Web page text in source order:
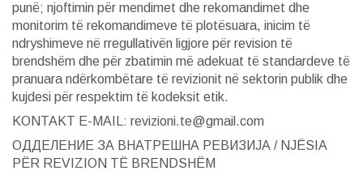
punë; njoftimin për mendimet dhe rekomandimet dhe
monitorim të rekomandimeve të plotësuara, inicim të
ndryshimeve në rregullativën ligjore për revision të
brendshëm dhe për zbatimin më adekuat të standardeve të
pranuara ndërkombëtare të revizionit në sektorin publik dhe
kujdesi për respektim të kodeksit etik.
KONTAKT E-MAIL: revizioni.te@gmail.com
ОДДЕЛЕНИЕ ЗА ВНАТРЕШНА РЕВИЗИЈА / NJËSIA
PËR REVIZION TË BRENDSHËM